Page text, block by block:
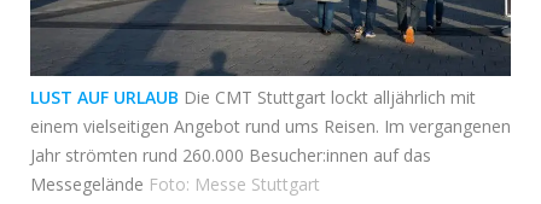
LUST AUF URLAUB Die CMT Stuttgart lockt alljährlich mit
einem vielseitigen Angebot rund ums Reisen. Im vergangenen
Jahr strömten rund 260.000 Besucher:innen auf das
Messegelände Foto: Messe Stuttgart